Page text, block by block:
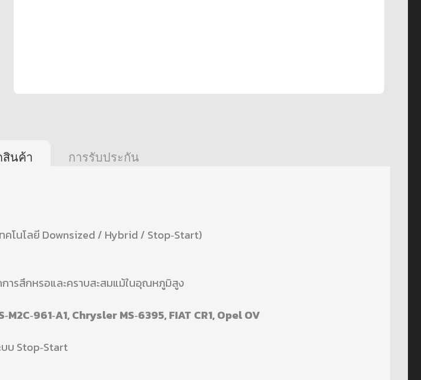
สินค้า การรับประกัน
คโนโลยี Downsized / Hybrid / Stop‑Start)
ารสึกหรอและคราบสะสมแม้ในอุณหภูมิสูง
Chrysler MS‑6395, FIAT CR1, Opel OV
บ Stop‑Start